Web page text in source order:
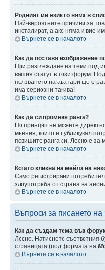
Родният ми език го няма в
Най-вероятните причини за
инсталират, а ако няма и вие
Върнете се в началото
Как да поставя изображение
При разглеждане на теми под
вашия статут в този форум.
ползването на аватари ще е
има сериозни такива!
Върнете се в началото
Как да си променя ранга?
По принцип не можете
мнения, които е публикувал
повишите ранга си. Лесно е за
Върнете се в началото
Когато кликна на мейла на
Само регистрирани
злоупотреба от страна на
Върнете се в началото
Въпроси за писането
Как да създам тема във
Лесно. Натиснете съответния
страницата (под формата на
Върнете се в началото